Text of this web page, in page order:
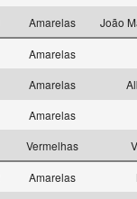
Amarelas João
Amarelas
Amarelas
Amarelas
Vermelhas
Amarelas